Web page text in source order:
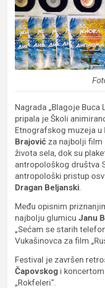
Nagrada „Blagoje Buca
pripala je Školi
Etnografskog muzeja u
Brajović za najbolji film
života sela, dok su
antropološkog društva
antropološki pristup
Dragan Beljanski.
Među opisnim
najbolju glumicu Janu
„Sećam se starih
Vukašinovca za film
Festival je završen
Čapovskog i koncertom
„Rokfeleri“.